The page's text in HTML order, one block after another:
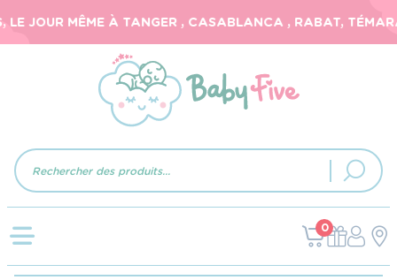
JOUR MÊME À TANGER , CASABLANCA , RABAT, TÉMARA,
Recherche
de
produits
0